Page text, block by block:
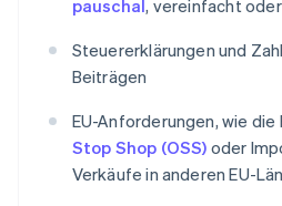
pauschal, vereinfacht
Steuererklärungen und
Beiträgen
EU-Anforderungen, wie
Stop Shop (OSS) oder
Verkäufe in anderen EU-